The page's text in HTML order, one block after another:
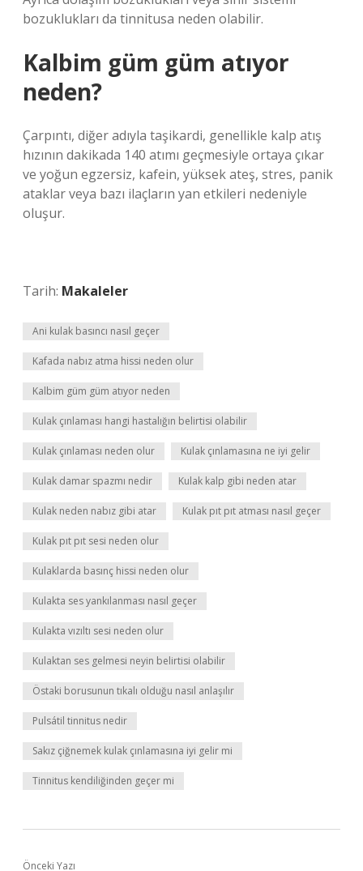
bozuklukları da tinnitusa neden olabilir.
Kalbim güm güm atıyor
neden?
Çarpıntı, diğer adıyla taşikardi, genellikle kalp atış
hızının dakikada 140 atımı geçmesiyle ortaya çıkar
ve yoğun egzersiz, kafein, yüksek ateş, stres, panik
ataklar veya bazı ilaçların yan etkileri nedeniyle
oluşur.
Tarih: Makaleler
Ani kulak basıncı nasıl geçer
Kafada nabız atma hissi neden olur
Kalbim güm güm atıyor neden
Kulak çınlaması hangi hastalığın belirtisi olabilir
Kulak çınlaması neden olur Kulak çınlamasına ne iyi gelir
Kulak damar spazmı nedir Kulak kalp gibi neden atar
Kulak neden nabız gibi atar Kulak pıt pıt atması nasıl geçer
Kulak pıt pıt sesi neden olur
Kulaklarda basınç hissi neden olur
Kulakta ses yankılanması nasıl geçer
Kulakta vızıltı sesi neden olur
Kulaktan ses gelmesi neyin belirtisi olabilir
Östaki borusunun tıkalı olduğu nasıl anlaşılır
Pulsátil tinnitus nedir
Sakız çiğnemek kulak çınlamasına iyi gelir mi
Tinnitus kendiliğinden geçer mi
Önceki Yazı